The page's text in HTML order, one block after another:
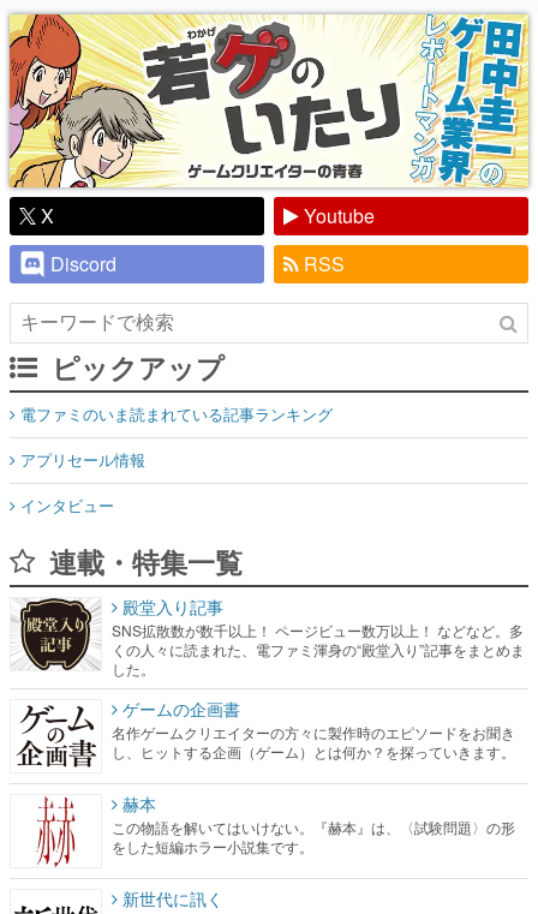
り】
X
Youtube
Discord
RSS
ピックアップ
電ファミのいま読まれている記事ランキング
アプリセール情報
インタビュー
連載・特集一覧
殿堂入り記事
SNS拡散数が数千以上！ ページビュー数万以上！ などなど。多
くの人々に読まれた、電ファミ渾身の“殿堂入り”記事をまとめま
した。
ゲームの企画書
名作ゲームクリエイターの方々に製作時のエピソードをお聞き
し、ヒットする企画（ゲーム）とは何か？を探っていきます。
赫本
この物語を解いてはいけない。『赫本』は、〈試験問題〉の形
をした短編ホラー小説集です。
新世代に訊く